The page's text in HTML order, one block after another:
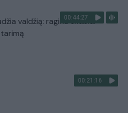
00:44:27
valdžią: ragina skubiai
00:21:16